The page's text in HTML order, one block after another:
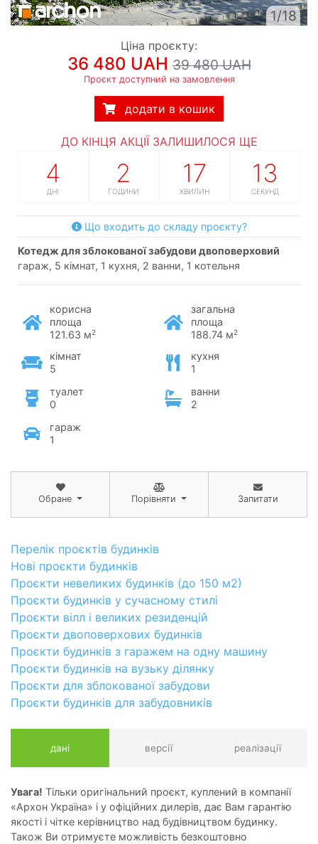
1/18
Ціна проєкту:
36 480 UAH39 480 UAH
Проєкт доступний на замовлення
додати в кошик
ДО КІНЦЯ АКЦІЇ ЗАЛИШИЛОСЯ ЩЕ
4
ДНІ
2
ГОДИНИ
17
ХВИЛИН
12
СЕКУНД
Що входить до складу проєкту?
котедж для зблокованої забудови двоповерховий
гараж, 5 кімнат, 1 кухня, 2 ванни, 1 котельня
корисна
площа
121.63 м2
загальна
площа
188.74 м2
кімнат
5
кухня
1
туалет
0
ванни
2
гараж
1
Обране Порівняти Запитати
Перелік проєктів будинків
Нові проєкти будинків
Проєкти невеликих будинків (до 150 м2)
Проєкти будинків у сучасному стилі
Проєкти вілл і великих резиденцій
Проєкти двоповерхових будинків
Проєкти будинків з гаражем на одну машину
Проєкти будинків на вузьку ділянку
Проєкти для зблокованої забудови
Проєкти будинків для забудовників
дані версії реалізації
Увага! Тільки оригінальний проєкт, куплений в компанії
«Архон Україна» і у офіційних дилерів, дає Вам гарантію
якості і чітке керівництво над будівництвом будинку.
Також Ви отримуєте можливість безкоштовно